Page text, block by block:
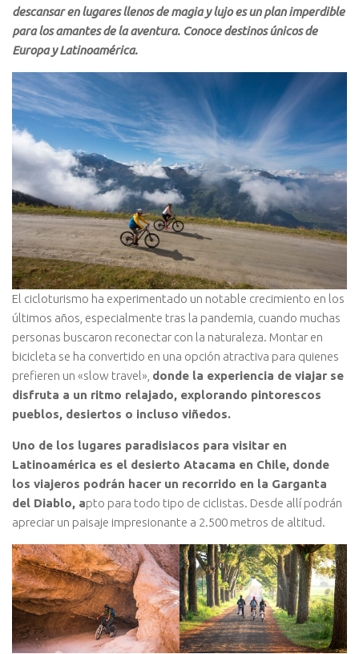
descansar en lugares llenos de magia y lujo es un plan imperdible
para los amantes de la aventura. Conoce destinos únicos de
Europa y Latinoamérica.
El cicloturismo ha experimentado un notable crecimiento en los
últimos años, especialmente tras la pandemia, cuando muchas
personas buscaron reconectar con la naturaleza. Montar en
bicicleta se ha convertido en una opción atractiva para quienes
prefieren un «slow travel», donde la experiencia de viajar se
disfruta a un ritmo relajado, explorando pintorescos
pueblos, desiertos o incluso viñedos.
Uno de los lugares paradisiacos para visitar en
Latinoamérica es el desierto Atacama en Chile, donde
los viajeros podrán hacer un recorrido en la Garganta
del Diablo, apto para todo tipo de ciclistas. Desde allí podrán
apreciar un paisaje impresionante a 2.500 metros de altitud.